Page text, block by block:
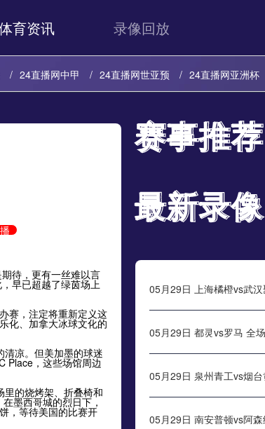
育资讯 录像回放
24直播网中甲 24直播网世亚预 24直播网亚洲杯
24直播网亚洲杯 24直播网欧联
待，更有一丝难以言
早已超越了绿茵场上
赛，注定将重新定义这
化、加拿大冰球文化的
凉。但美加墨的球迷
Place，这些场馆周边
里的烧烤架、折叠椅和
墨西哥城的烈日下，
，等待美国的比赛开
赛事推荐
赛事推荐
最新录像
最新录像